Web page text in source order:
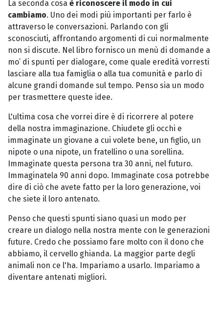
La seconda cosa è riconoscere il modo in cui
cambiamo. Uno dei modi più importanti per farlo è
attraverso le conversazioni. Parlando con gli
sconosciuti, affrontando argomenti di cui normalmente
non si discute. Nel libro fornisco un menù di domande a
mo’ di spunti per dialogare, come quale eredità vorresti
lasciare alla tua famiglia o alla tua comunità e parlo di
alcune grandi domande sul tempo. Penso sia un modo
per trasmettere queste idee.
L'ultima cosa che vorrei dire è di ricorrere al potere
della nostra immaginazione. Chiudete gli occhi e
immaginate un giovane a cui volete bene, un figlio, un
nipote o una nipote, un fratellino o una sorellina.
Immaginate questa persona tra 30 anni, nel futuro.
Immaginatela 90 anni dopo. Immaginate cosa potrebbe
dire di ciò che avete fatto per la loro generazione, voi
che siete il loro antenato.
Penso che questi spunti siano quasi un modo per
creare un dialogo nella nostra mente con le generazioni
future. Credo che possiamo fare molto con il dono che
abbiamo, il cervello ghianda. La maggior parte degli
animali non ce l'ha. Impariamo a usarlo. Impariamo a
diventare antenati migliori.